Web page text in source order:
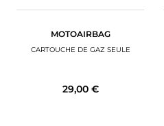
MOTOAIRBAG
CARTOUCHE DE GAZ SEULE
29,00 €